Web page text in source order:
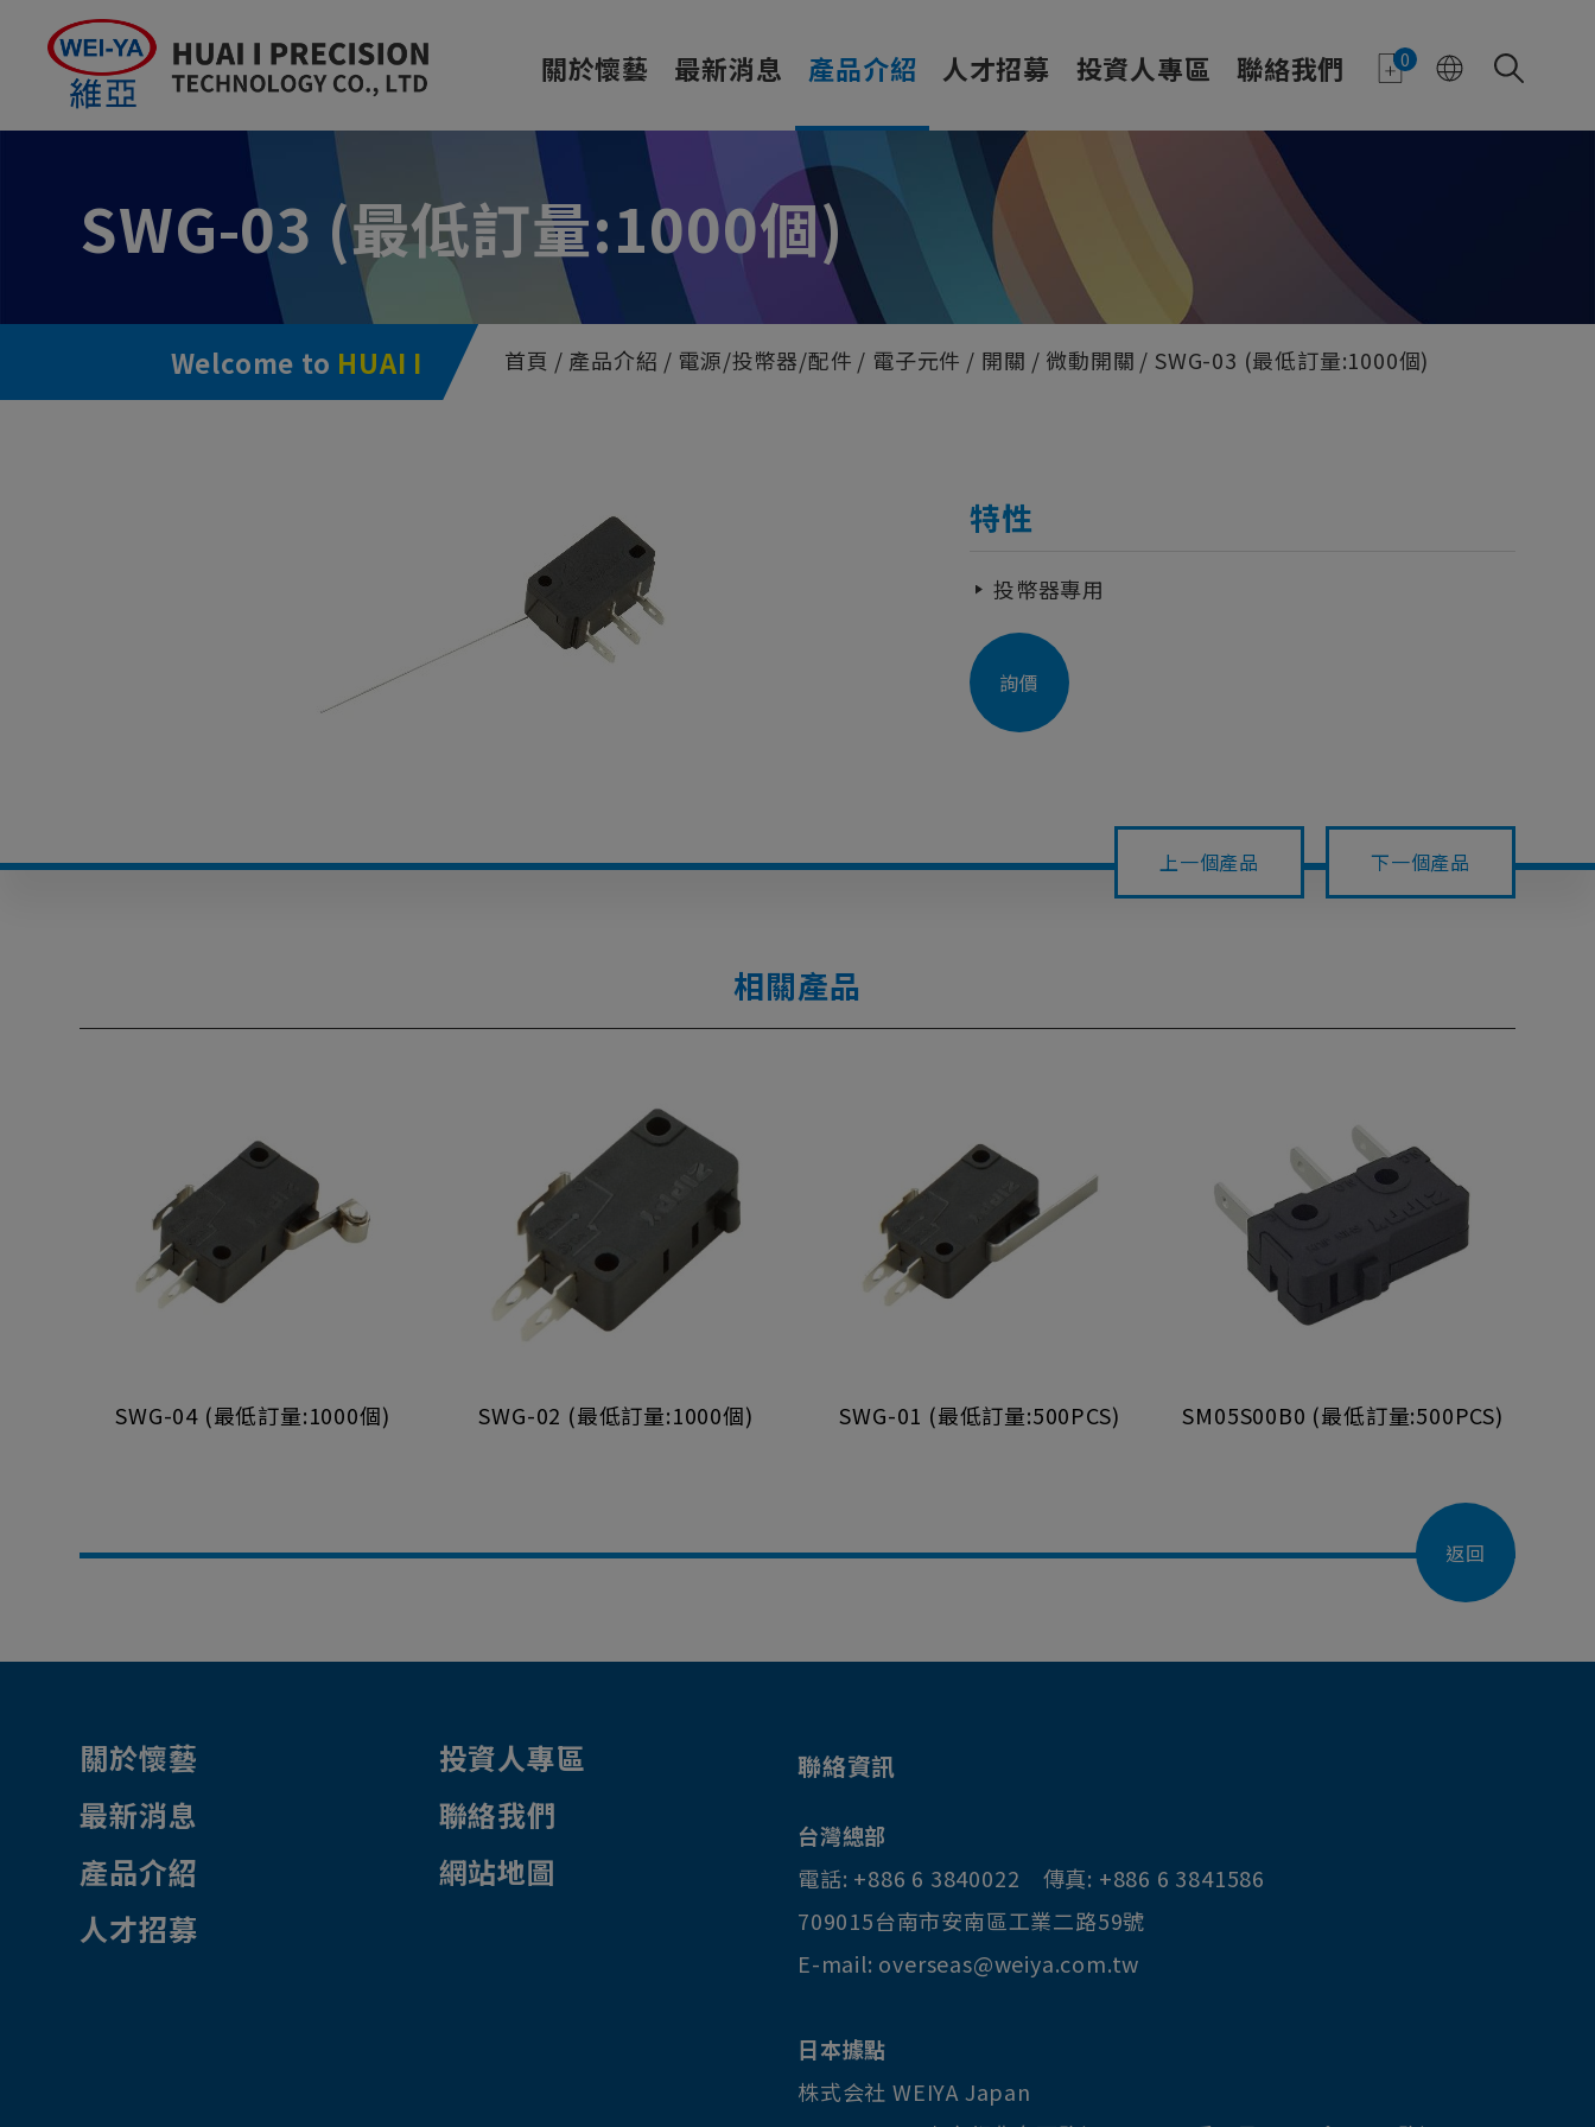
0
關於懷藝 最新消息 產品介紹 人才招募 投資人專區 聯絡我們
SWG-03 (最低訂量:1000個)
Welcome to HUAI I 首頁 產品介紹 電源/投幣器/配件 電子元件 開關 微動開關 SWG-03 (最低訂量:1000個)
特性
投幣器專用
詢價
上一個產品 下一個產品
相關產品
SWG-04 (最低訂量:1000個) SWG-02 (最低訂量:1000個) SWG-01 (最低訂量:500PCS) SM05S00B0 (最低訂量:500PCS)
返回
關於懷藝
最新消息
產品介紹
人才招募
投資人專區
聯絡我們
網站地圖
聯絡資訊
台灣總部
電話: +886 6 3840022 傳真: +886 6 3841586
709015台南市安南區工業二路59號
E-mail: overseas@weiya.com.tw
日本據點
株式会社 WEIYA Japan
Cookie管理面板